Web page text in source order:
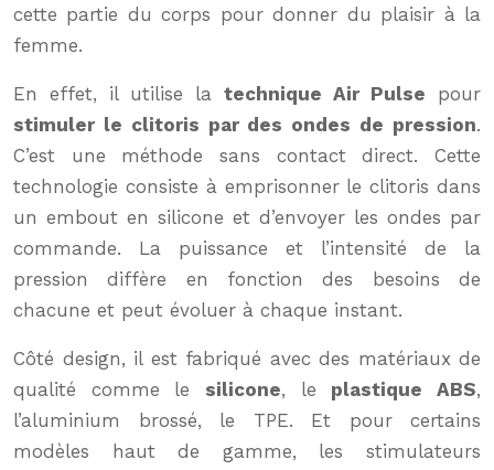
cette partie du corps pour donner du plaisir à la
femme.
En effet, il utilise la technique Air Pulse pour
stimuler le clitoris par des ondes de pression.
C’est une méthode sans contact direct. Cette
technologie consiste à emprisonner le clitoris dans
un embout en silicone et d’envoyer les ondes par
commande. La puissance et l’intensité de la
pression diffère en fonction des besoins de
chacune et peut évoluer à chaque instant.
Côté design, il est fabriqué avec des matériaux de
qualité comme le silicone, le plastique ABS,
l’aluminium brossé, le TPE. Et pour certains
modèles haut de gamme, les stimulateurs